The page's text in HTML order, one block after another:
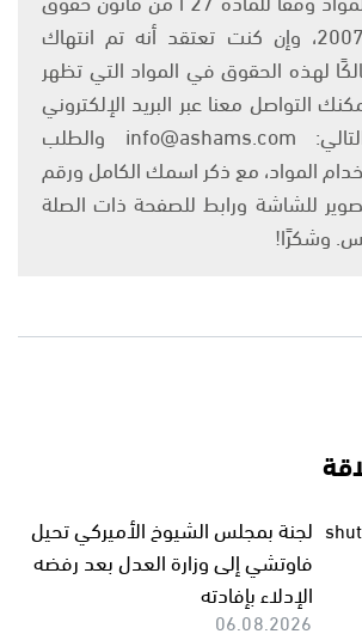
التأليف والنشر 2007، وإن كنت تعتقد أنه تم انتهاك
لهذه الحقوق في المواد التي تظهر
التواصل معنا عبر البريد الإلكتروني
على العنوان التالي: info@ashams.com والطلب
المواد، مع ذكر اسمك الكامل ورقم
للشاشة ورابط للصفحة ذات الصلة
وشكرًا!
لجنة بمجلس الشيوخ الأميركي تحيل
فاوتشي إلى وزارة العدل بعد رفضه
الإدلاء بإفادته
06.08.2026